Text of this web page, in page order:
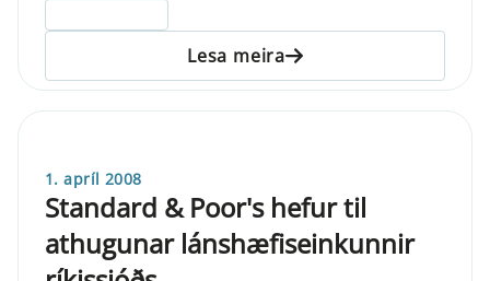
Lesa meira
1. apríl 2008
Standard & Poor's hefur til
athugunar lánshæfiseinkunnir